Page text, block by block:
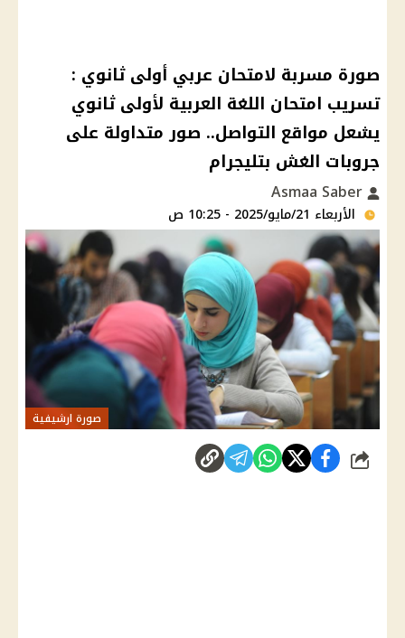
صورة مسربة لامتحان عربي أولى ثانوي :
تسريب امتحان اللغة العربية لأولى ثانوي
يشعل مواقع التواصل.. صور متداولة على
جروبات الغش بتليجرام
الأربعاء 21/مايو/2025 - 10:25 ص
صورة ارشيفية
شارك